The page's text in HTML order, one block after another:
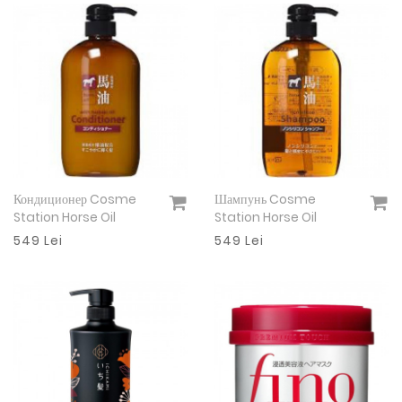
Подробнее
Кондиционер Cosme
Station Horse Oil
549 Lei
Подробнее
Шампунь Cosme
Station Horse Oil
549 Lei